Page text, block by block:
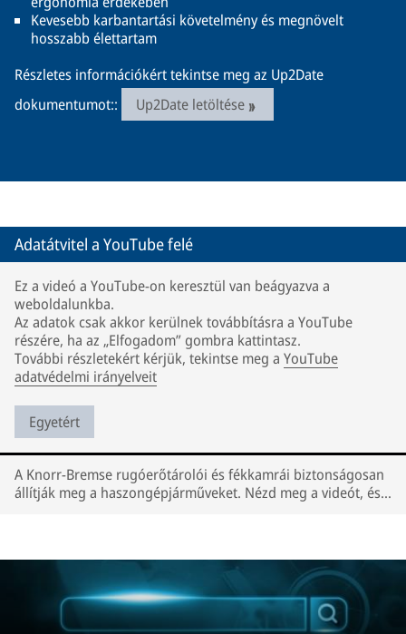
Kevesebb karbantartási követelmény és megnövelt
hosszabb élettartam
Részletes információkért tekintse meg az Up2Date
dokumentumot::
Up2Date letöltése
Adatátvitel a YouTube felé
Ez a videó a YouTube-on keresztül van beágyazva a
weboldalunkba.
Az adatok csak akkor kerülnek továbbításra a YouTube
részére, ha az „Elfogadom” gombra kattintasz.
További részletekért kérjük, tekintse meg a YouTube
adatvédelmi irányelveit
Egyetért
A Knorr-Bremse rugóerőtárolói és fékkamrái biztonságosan
állítják meg a haszongépjárműveket. Nézd meg a videót, és